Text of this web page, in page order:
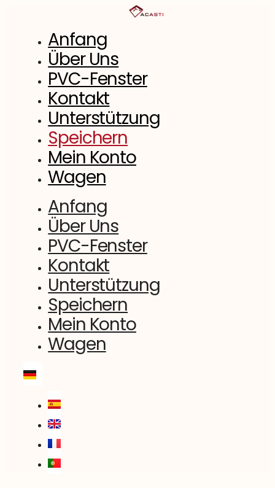
Anfang
Über Uns
PVC-Fenster
Kontakt
Unterstützung
Speichern
Mein Konto
Wagen
Anfang
Über Uns
PVC-Fenster
Kontakt
Unterstützung
Speichern
Mein Konto
Wagen